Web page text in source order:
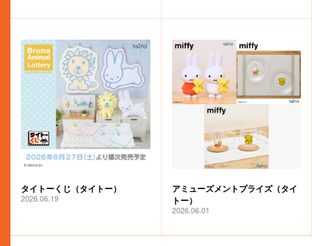
タイトーくじ（タイトー）
2026.06.19
アミューズメントプライズ（タイ
トー）
2026.06.01